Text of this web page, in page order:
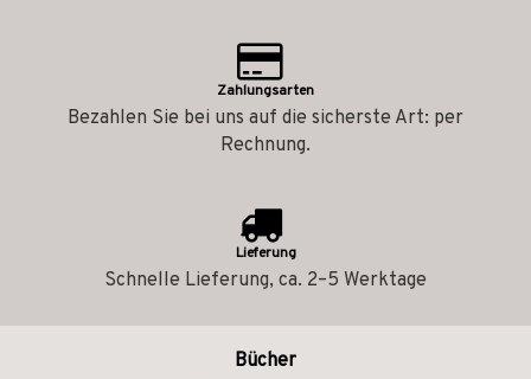
Zahlungsarten
Bezahlen Sie bei uns auf die sicherste Art: per
Rechnung.
Lieferung
Schnelle Lieferung, ca. 2–5 Werktage
Bücher